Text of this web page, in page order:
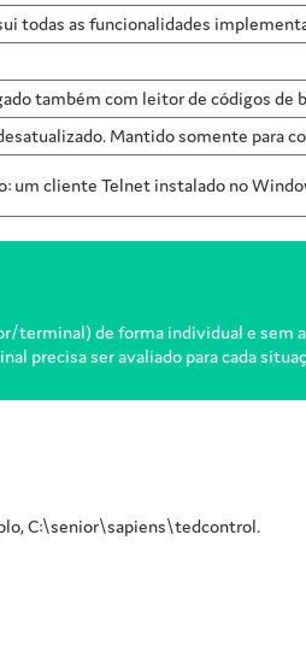
todas as funcionalidades
também com leitor de códigos de
Mantido somente para
um cliente Telnet instalado no
de forma individual e sem
precisa ser avaliado para cada
C:\senior\sapiens\tedcontrol.